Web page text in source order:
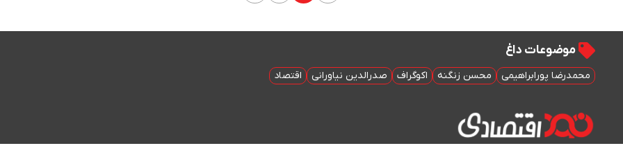
موضوعات داغ
محمدرضا پورابراهیمی محسن زنگنه اکوگراف صدرالدین نیاورانی اقتصاد